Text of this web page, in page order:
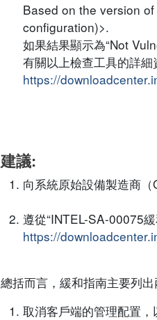
Based on the version
configuration)>.
如果結果顯示為“Not
有關以上檢查工具的詳細
https://
建議:
向系統原始設備製造商（
遵從“INTEL-SA-00075
https://
總括而言，緩和指南主要列出
取消客戶端的管理配置